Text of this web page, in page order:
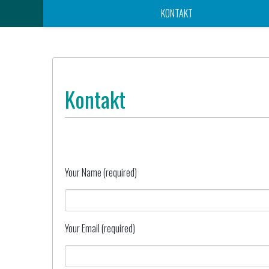
KONTAKT
Kontakt
Your Name (required)
Your Email (required)